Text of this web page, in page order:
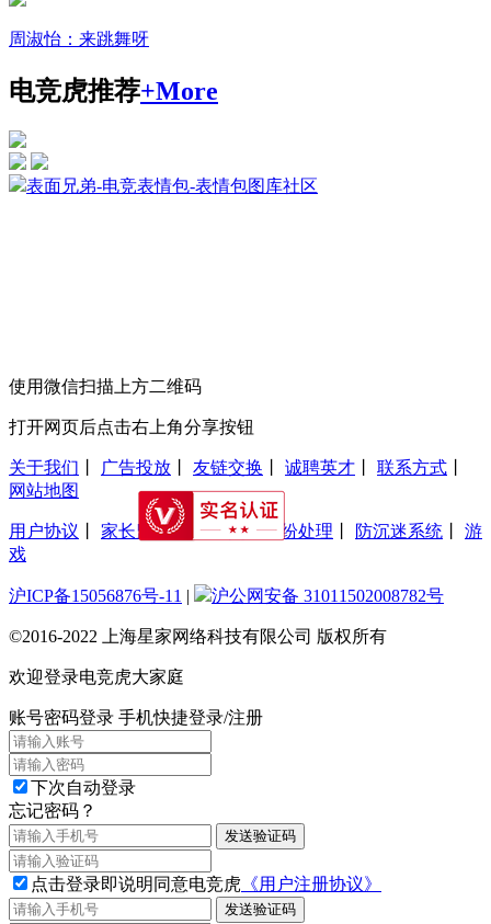
周淑怡：来跳舞呀
电竞虎推荐+More
表面兄弟-电竞表情包-表情包图库社区
使用微信扫描上方二维码
打开网页后点击右上角分享按钮
关于我们 广告投放 友链交换 诚聘英才 联系方式
网站地图
用户协议 家长监护工程丨 交易纠纷处理 防沉迷系统
游
戏
沪ICP备15056876号-11 | 沪公网安备 31011502008782号
©2016-2022 上海星家网络科技有限公司 版权所有
欢迎登录电竞虎大家庭
账号密码登录 手机快捷登录/注册
下次自动登录
忘记密码？
发送验证码
点击登录即说明同意电竞虎 《用户注册协议》
发送验证码